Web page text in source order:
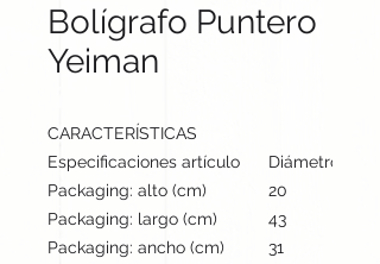
Bolígrafo Puntero
Yeiman
CARACTERÍSTICAS
Especificaciones artículo
Diámetro: 1.2
Packaging: alto (cm)
20
Packaging: largo (cm)
43
Packaging: ancho (cm)
31